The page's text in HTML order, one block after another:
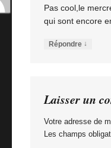
Pas cool,le
qui sont encore
Répondre ↓
Laisser un
Votre adresse de
Les champs